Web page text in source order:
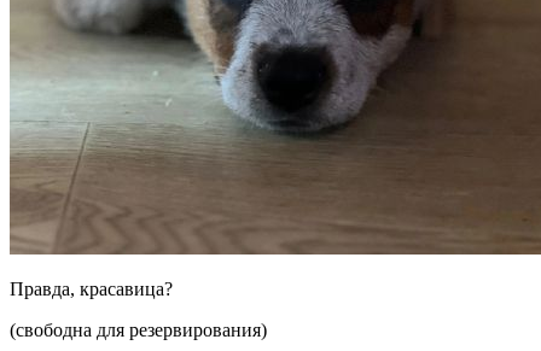
Правда, красавица?
(свободна для резервирования)